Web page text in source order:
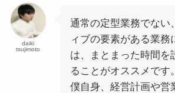
daiki
tsujimoto
通常の定型業務でない
ィブの要素がある業務
は、まとまった時間を
ることがオススメです
僕自身、経営計画や営